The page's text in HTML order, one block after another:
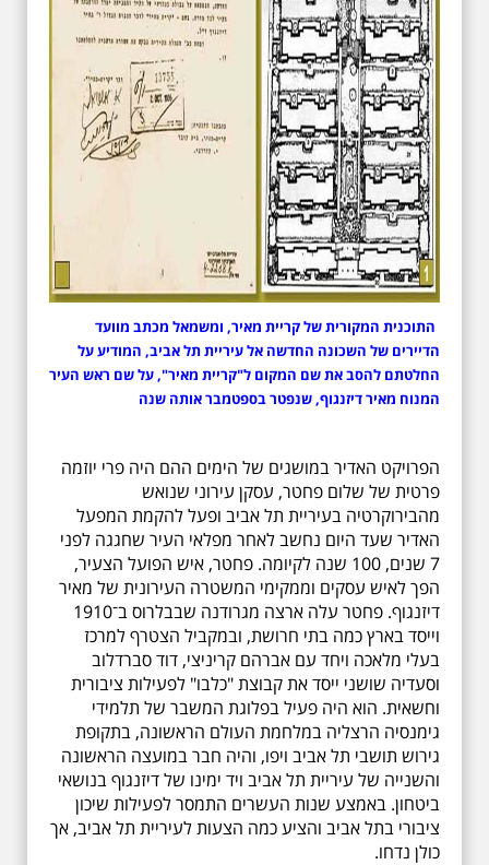
התוכנית המקורית של קריית מאיר, ומשמאל מכתב מוועד
הדיירים של השכונה החדשה אל עיריית תל אביב, המודיע על
החלטתם להסב את שם המקום ל"קריית מאיר", על שם ראש העיר
המנוח מאיר דיזנגוף, שנפטר בספטמבר אותה שנה
הפרויקט האדיר במושגים של הימים ההם היה פרי יוזמה
פרטית של שלום פחטר, עסקן עירוני שנואש
מהבירוקרטיה בעיריית תל אביב ופעל להקמת המפעל
האדיר שעד היום נחשב לאחר מפלאי העיר שחגגה לפני
7 שנים, 100 שנה לקיומה. פחטר, איש הפועל הצעיר,
הפך לאיש עסקים וממקימי המשטרה העירונית של מאיר
דיזנגוף. פחטר עלה ארצה מגרודנה שבבלרוס ב־1910
וייסד בארץ כמה בתי חרושת, ובמקביל הצטרף למרכז
בעלי מלאכה ויחד עם אברהם קריניצי, דוד סברדלוב
וסעדיה שושני ייסד את קבוצת "כלבו" לפעילות ציבורית
וחשאית. הוא היה פעיל בפלוגת המשבר של תלמידי
גימנסיה הרצליה במלחמת העולם הראשונה, בתקופת
גירוש תושבי תל אביב ויפו, והיה חבר במועצה הראשונה
והשנייה של עיריית תל אביב ויד ימינו של דיזנגוף בנושאי
ביטחון. באמצע שנות העשרים התמסר לפעילות שיכון
ציבורי בתל אביב והציע כמה הצעות לעיריית תל אביב, אך
כולן נדחו.